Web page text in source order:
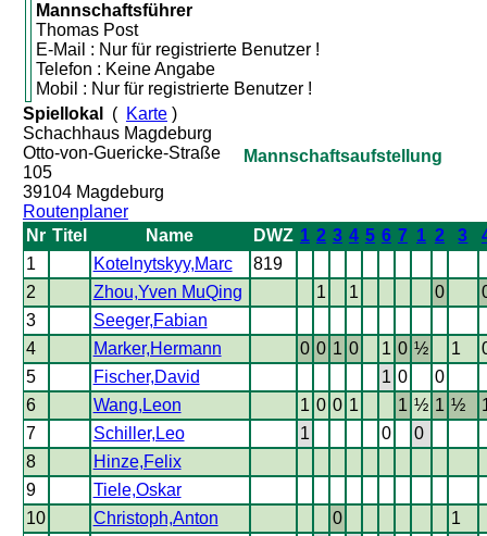
Mannschaftsführer
Thomas Post
E-Mail : Nur für registrierte Benutzer !
Telefon : Keine Angabe
Mobil : Nur für registrierte Benutzer !
Spiellokal
( Karte)
Schachhaus Magdeburg
Otto-von-Guericke-Straße
105
39104 Magdeburg
Routenplaner
Mannschaftsaufstellung
Nr Titel Name DWZ 1 2 3 4 5 6 7 1 2 3
1
Kotelnytskyy,Marc
819
2
Zhou,Yven MuQing 1 1 0
3
Seeger,Fabian
4
Marker,Hermann 0 0 1 0 1 0 ½ 1
5
Fischer,David 1 0
0
6
Wang,Leon 1 0 0 1 1 ½ 1 ½
7
Schiller,Leo 1 0
0
8
Hinze,Felix
9
Tiele,Oskar
10
Christoph,Anton 0 1